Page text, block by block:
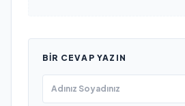
BIR CEVAP YAZIN